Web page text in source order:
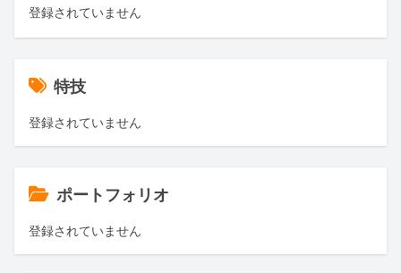
登録されていません
特技
登録されていません
ポートフォリオ
登録されていません